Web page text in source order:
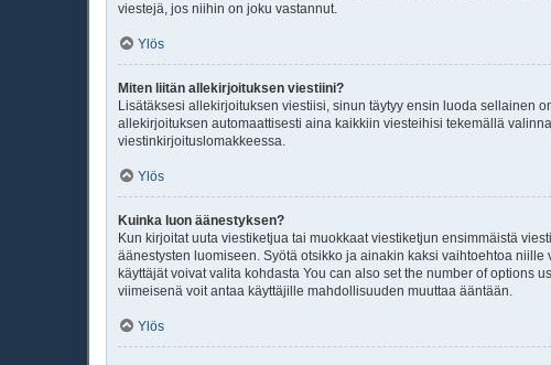
viestejä, jos niihin on joku vastannut.
Ylös
Miten liitän allekirjoituksen viestiini?
Lisätäksesi allekirjoituksen viestiisi, sinun täytyy ensin luoda sellainen
allekirjoituksen automaattisesti aina kaikkiin viesteihisi tekemällä
viestinkirjoituslomakkeessa.
Ylös
Kuinka luon äänestyksen?
Kun kirjoitat uuta viestiketjua tai muokkaat viestiketjun ensimmäistä
äänestysten luomiseen. Syötä otsikko ja ainakin kaksi vaihtoehtoa
käyttäjät voivat valita kohdasta You can also set the number of options
viimeisenä voit antaa käyttäjille mahdollisuuden muuttaa ääntään.
Ylös